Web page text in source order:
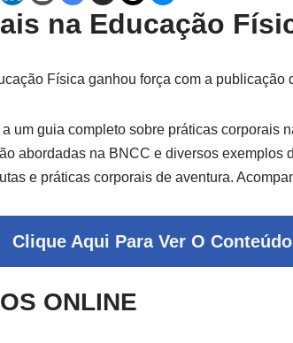
na Educação
Física ganhou força com a publicação
um guia completo sobre práticas corporais
abordadas na BNCC e diversos exemplos
e práticas corporais de aventura.
Clique Aqui Para Ver O
ONLINE